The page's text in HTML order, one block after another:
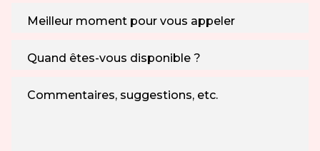
Meilleur moment pour vous appeler
Quand êtes-vous disponible ?
Commentaires, suggestions, etc.